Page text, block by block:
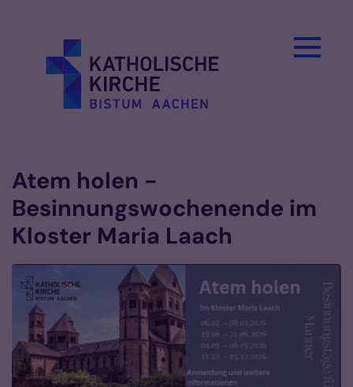
Atem holen -
Besinnungswochenende im
Kloster Maria Laach